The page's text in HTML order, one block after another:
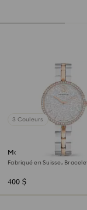
3 Couleurs
Montre Cosmopolitan
Fabriqué en Suisse,
400 $